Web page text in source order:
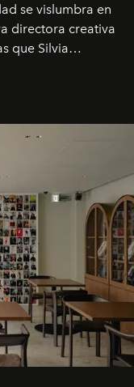
se vislumbra en
directora creativa
que Silvia